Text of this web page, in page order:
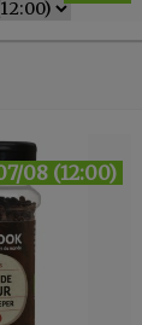
08 (12:00)